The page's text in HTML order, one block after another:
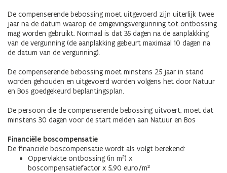
De compenserende bebossing moet uitgevoerd zijn uiterlijk twee
jaar na de datum waarop de omgevingsvergunning tot ontbossing
mag worden gebruikt. Normaal is dat 35 dagen na de aanplakking
van de vergunning (de aanplakking gebeurt maximaal 10 dagen na
de datum van de vergunning).
De compenserende bebossing moet minstens 25 jaar in stand
worden gehouden en uitgevoerd worden volgens het door Natuur
en Bos goedgekeurd beplantingsplan.
De persoon die de compenserende bebossing uitvoert, moet dat
minstens 30 dagen voor de start melden aan Natuur en Bos
Financiële boscompensatie
De financiële boscompensatie wordt als volgt berekend:
Oppervlakte ontbossing (in m²) x
boscompensatiefactor x 5,90 euro/m²